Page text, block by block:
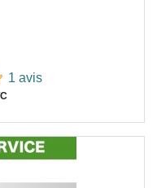
1 avis